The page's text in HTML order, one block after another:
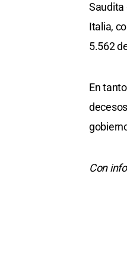
Saudita
Italia,
5.562
En
Con